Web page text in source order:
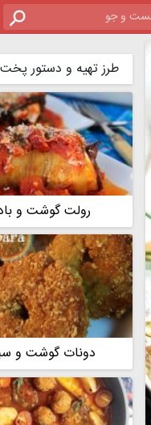
طرز تهیه و دستور
رولت گوشت و
دونات گوشت و